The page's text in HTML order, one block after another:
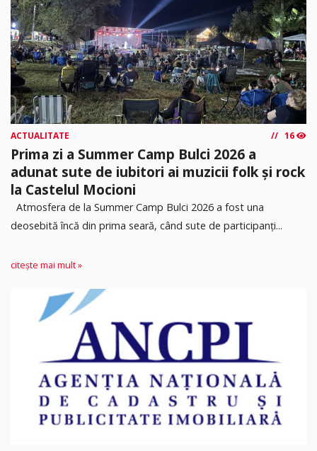
ACTUALITATE 16
Prima zi a Summer Camp Bulci 2026 a
adunat sute de iubitori ai muzicii folk și rock
la Castelul Mocioni
Atmosfera de la Summer Camp Bulci 2026 a fost una
deosebită încă din prima seară, când sute de participanți...
citește mai mult »